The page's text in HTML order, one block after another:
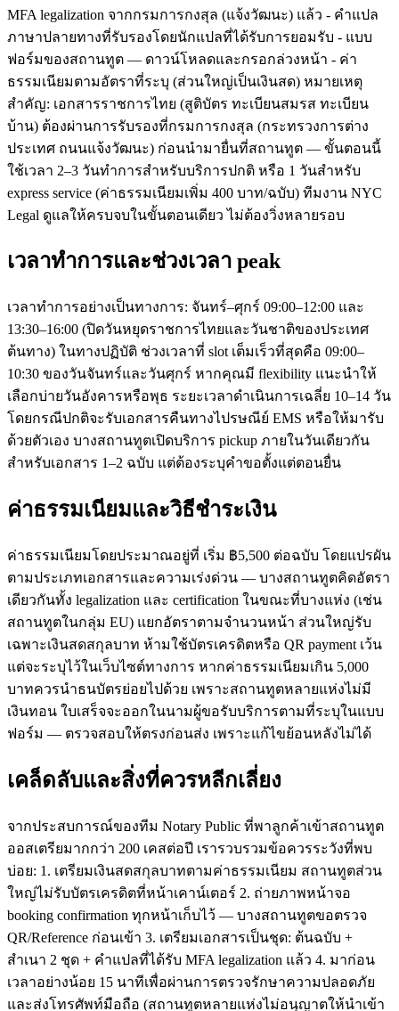
MFA legalization จากกรมการกงสุล (แจ้งวัฒนะ) แล้ว - คำแปล
ภาษาปลายทางที่รับรองโดยนักแปลที่ได้รับการยอมรับ - แบบ
ฟอร์มของสถานทูต — ดาวน์โหลดและกรอกล่วงหน้า - ค่า
ธรรมเนียมตามอัตราที่ระบุ (ส่วนใหญ่เป็นเงินสด) หมายเหตุ
สำคัญ: เอกสารราชการไทย (สูติบัตร ทะเบียนสมรส ทะเบียน
บ้าน) ต้องผ่านการรับรองที่กรมการกงสุล (กระทรวงการต่าง
ประเทศ ถนนแจ้งวัฒนะ) ก่อนนำมายื่นที่สถานทูต — ขั้นตอนนี้
ใช้เวลา 2–3 วันทำการสำหรับบริการปกติ หรือ 1 วันสำหรับ
express service (ค่าธรรมเนียมเพิ่ม 400 บาท/ฉบับ) ทีมงาน NYC
Legal ดูแลให้ครบจบในขั้นตอนเดียว ไม่ต้องวิ่งหลายรอบ
เวลาทำการและช่วงเวลา peak
เวลาทำการอย่างเป็นทางการ: จันทร์–ศุกร์ 09:00–12:00 และ
13:30–16:00 (ปิดวันหยุดราชการไทยและวันชาติของประเทศ
ต้นทาง) ในทางปฏิบัติ ช่วงเวลาที่ slot เต็มเร็วที่สุดคือ 09:00–
10:30 ของวันจันทร์และวันศุกร์ หากคุณมี flexibility แนะนำให้
เลือกบ่ายวันอังคารหรือพุธ ระยะเวลาดำเนินการเฉลี่ย 10–14 วัน
โดยกรณีปกติจะรับเอกสารคืนทางไปรษณีย์ EMS หรือให้มารับ
ด้วยตัวเอง บางสถานทูตเปิดบริการ pickup ภายในวันเดียวกัน
สำหรับเอกสาร 1–2 ฉบับ แต่ต้องระบุคำขอตั้งแต่ตอนยื่น
ค่าธรรมเนียมและวิธีชำระเงิน
ค่าธรรมเนียมโดยประมาณอยู่ที่ เริ่ม ฿5,500 ต่อฉบับ โดยแปรผัน
ตามประเภทเอกสารและความเร่งด่วน — บางสถานทูตคิดอัตรา
เดียวกันทั้ง legalization และ certification ในขณะที่บางแห่ง (เช่น
สถานทูตในกลุ่ม EU) แยกอัตราตามจำนวนหน้า ส่วนใหญ่รับ
เฉพาะเงินสดสกุลบาท ห้ามใช้บัตรเครดิตหรือ QR payment เว้น
แต่จะระบุไว้ในเว็บไซต์ทางการ หากค่าธรรมเนียมเกิน 5,000
บาทควรนำธนบัตรย่อยไปด้วย เพราะสถานทูตหลายแห่งไม่มี
เงินทอน ใบเสร็จจะออกในนามผู้ขอรับบริการตามที่ระบุในแบบ
ฟอร์ม — ตรวจสอบให้ตรงก่อนส่ง เพราะแก้ไขย้อนหลังไม่ได้
เคล็ดลับและสิ่งที่ควรหลีกเลี่ยง
จากประสบการณ์ของทีม Notary Public ที่พาลูกค้าเข้าสถานทูต
ออสเตรียมากกว่า 200 เคสต่อปี เรารวบรวมข้อควรระวังที่พบ
บ่อย: 1. เตรียมเงินสดสกุลบาทตามค่าธรรมเนียม สถานทูตส่วน
ใหญ่ไม่รับบัตรเครดิตที่หน้าเคาน์เตอร์ 2. ถ่ายภาพหน้าจอ
booking confirmation ทุกหน้าเก็บไว้ — บางสถานทูตขอตรวจ
QR/Reference ก่อนเข้า 3. เตรียมเอกสารเป็นชุด: ต้นฉบับ +
สำเนา 2 ชุด + คำแปลที่ได้รับ MFA legalization แล้ว 4. มาก่อน
เวลาอย่างน้อย 15 นาทีเพื่อผ่านการตรวจรักษาความปลอดภัย
และส่งโทรศัพท์มือถือ (สถานทูตหลายแห่งไม่อนุญาตให้นำเข้า